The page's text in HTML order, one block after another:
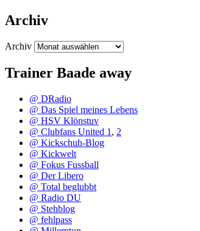
Archiv
Archiv
Trainer Baade away
@ DRadio
@ Das Spiel meines Lebens
@ HSV Klönstuv
@ Clubfans United 1 , 2
@ Kickschuh-Blog
@ Kickwelt
@ Fokus Fussball
@ Der Libero
@ Total beglubbt
@ Radio DU
@ Stehblog
@ fehlpass